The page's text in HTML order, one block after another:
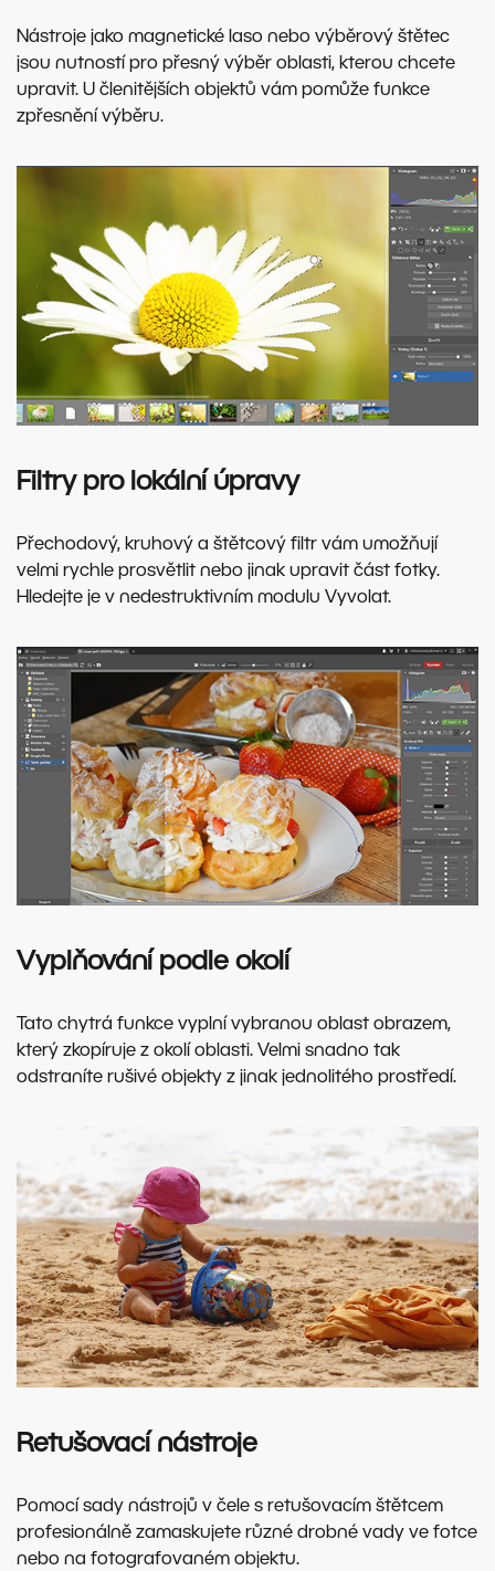
Nástroje jako magnetické laso nebo výběrový štětec
jsou nutností pro přesný výběr oblasti, kterou chcete
upravit. U členitějších objektů vám pomůže funkce
zpřesnění výběru.
Filtry pro lokální úpravy
Přechodový, kruhový a štětcový filtr vám umožňují
velmi rychle prosvětlit nebo jinak upravit část fotky.
Hledejte je v nedestruktivním modulu Vyvolat.
Vyplňování podle okolí
Tato chytrá funkce vyplní vybranou oblast obrazem,
který zkopíruje z okolí oblasti. Velmi snadno tak
odstraníte rušivé objekty z jinak jednolitého prostředí.
Retušovací nástroje
Pomocí sady nástrojů v čele s retušovacím štětcem
profesionálně zamaskujete různé drobné vady ve fotce
nebo na fotografovaném objektu.